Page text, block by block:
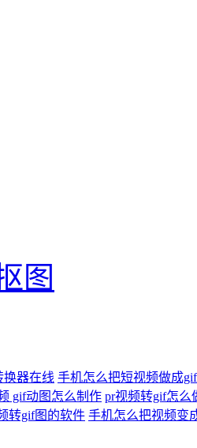
图
换器在线 手机怎么把短视频做成
gif动图怎么制作 pr视频转gif怎么
转gif图的软件 手机怎么把视频变